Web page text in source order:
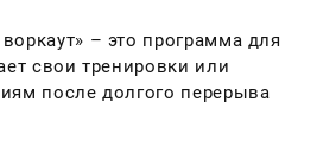
– это программа для
свои тренировки или
после долгого перерыва